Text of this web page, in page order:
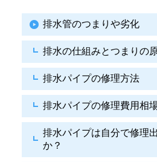
排水管のつまりや劣化
排水の仕組みとつまりの
排水パイプの修理方法
排水パイプの修理費用相
排水パイプは自分で修理
か？